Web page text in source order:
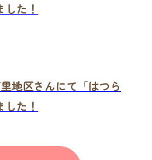
た！
地区さんにて「はつら
た！